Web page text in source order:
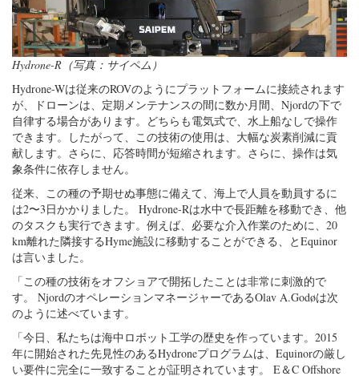
Hydrone-R（写真：サイペム）
Hydrone-Wは従来のROVのようにプラットフォームに接続されます
が、ドローンは、定期メンテナンスの間に数か月間、Njordの下で
自律する場合があります。どちらも電気式で、水上船なしで操作
できます。したがって、この技術の使用は、大幅な炭素削減に貢
献します。さらに、応答時間が短縮されます。さらに、操作は気
象条件に依存しません。
従来、この種の予期せぬ事態に備えて、海上で人員を動員するに
は2〜3日かかりました。 Hydrone-Rは水中で長距離を移動でき、他
のタスクも実行できます。例えば、必要な介入作業のために、20
km離れた隣接するHyme施設に移動することができる、とEquinor
は言いました。
「この種の技術をオフショアで開拓したことは非常に刺激的で
す。 NjordのオペレーションマネージャーであるOlav A.Godøは次
のように述べています。
「今日、私たちは海中ロボット工学の歴史を作っています。2015
年に開始された先見性のあるHydroneプログラムは、Equinorの厳し
い要件に完全に一致することが証明されています。 E＆C Offshore